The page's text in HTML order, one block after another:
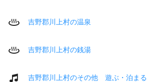
吉野郡川上村の温泉
吉野郡川上村の銭湯
吉野郡川上村のその他 遊ぶ・泊まる